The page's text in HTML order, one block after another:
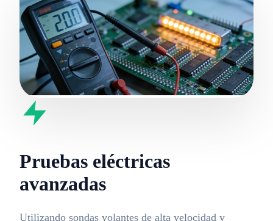
Pruebas eléctricas
avanzadas
Utilizando sondas volantes de alta velocidad y